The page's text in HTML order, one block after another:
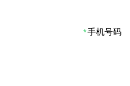
手机号码